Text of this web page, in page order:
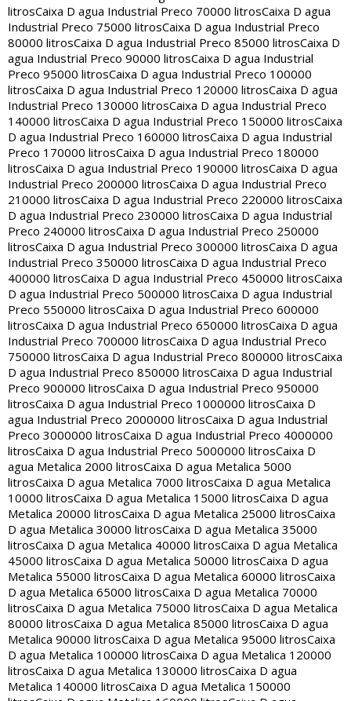
litrosCaixa D agua Industrial Preco 70000 litrosCaixa D agua
Industrial Preco 75000 litrosCaixa D agua Industrial Preco
80000 litrosCaixa D agua Industrial Preco 85000 litrosCaixa D
agua Industrial Preco 90000 litrosCaixa D agua Industrial
Preco 95000 litrosCaixa D agua Industrial Preco 100000
litrosCaixa D agua Industrial Preco 120000 litrosCaixa D agua
Industrial Preco 130000 litrosCaixa D agua Industrial Preco
140000 litrosCaixa D agua Industrial Preco 150000 litrosCaixa
D agua Industrial Preco 160000 litrosCaixa D agua Industrial
Preco 170000 litrosCaixa D agua Industrial Preco 180000
litrosCaixa D agua Industrial Preco 190000 litrosCaixa D agua
Industrial Preco 200000 litrosCaixa D agua Industrial Preco
210000 litrosCaixa D agua Industrial Preco 220000 litrosCaixa
D agua Industrial Preco 230000 litrosCaixa D agua Industrial
Preco 240000 litrosCaixa D agua Industrial Preco 250000
litrosCaixa D agua Industrial Preco 300000 litrosCaixa D agua
Industrial Preco 350000 litrosCaixa D agua Industrial Preco
400000 litrosCaixa D agua Industrial Preco 450000 litrosCaixa
D agua Industrial Preco 500000 litrosCaixa D agua Industrial
Preco 550000 litrosCaixa D agua Industrial Preco 600000
litrosCaixa D agua Industrial Preco 650000 litrosCaixa D agua
Industrial Preco 700000 litrosCaixa D agua Industrial Preco
750000 litrosCaixa D agua Industrial Preco 800000 litrosCaixa
D agua Industrial Preco 850000 litrosCaixa D agua Industrial
Preco 900000 litrosCaixa D agua Industrial Preco 950000
litrosCaixa D agua Industrial Preco 1000000 litrosCaixa D
agua Industrial Preco 2000000 litrosCaixa D agua Industrial
Preco 3000000 litrosCaixa D agua Industrial Preco 4000000
litrosCaixa D agua Industrial Preco 5000000 litrosCaixa D
agua Metalica 2000 litrosCaixa D agua Metalica 5000
litrosCaixa D agua Metalica 7000 litrosCaixa D agua Metalica
10000 litrosCaixa D agua Metalica 15000 litrosCaixa D agua
Metalica 20000 litrosCaixa D agua Metalica 25000 litrosCaixa
D agua Metalica 30000 litrosCaixa D agua Metalica 35000
litrosCaixa D agua Metalica 40000 litrosCaixa D agua Metalica
45000 litrosCaixa D agua Metalica 50000 litrosCaixa D agua
Metalica 55000 litrosCaixa D agua Metalica 60000 litrosCaixa
D agua Metalica 65000 litrosCaixa D agua Metalica 70000
litrosCaixa D agua Metalica 75000 litrosCaixa D agua Metalica
80000 litrosCaixa D agua Metalica 85000 litrosCaixa D agua
Metalica 90000 litrosCaixa D agua Metalica 95000 litrosCaixa
D agua Metalica 100000 litrosCaixa D agua Metalica 120000
litrosCaixa D agua Metalica 130000 litrosCaixa D agua
Metalica 140000 litrosCaixa D agua Metalica 150000